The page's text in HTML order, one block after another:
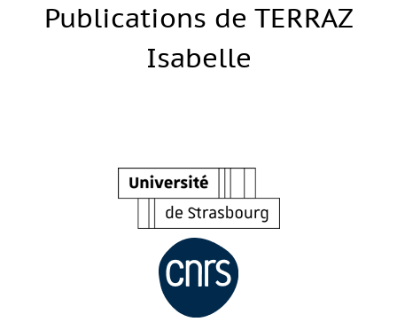
Publications de TERRAZ
Isabelle